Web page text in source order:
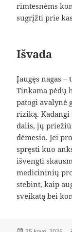
rimtesnėms
sugrįžti prie
Išvada
Įaugęs nagas –
Tinkama pėdų
patogi avalynė
riziką. Kadangi
dalis, jų
dėmesio. Jei
spręsti kuo
išvengti
medicininių
stebint, kaip
sveikatą bei